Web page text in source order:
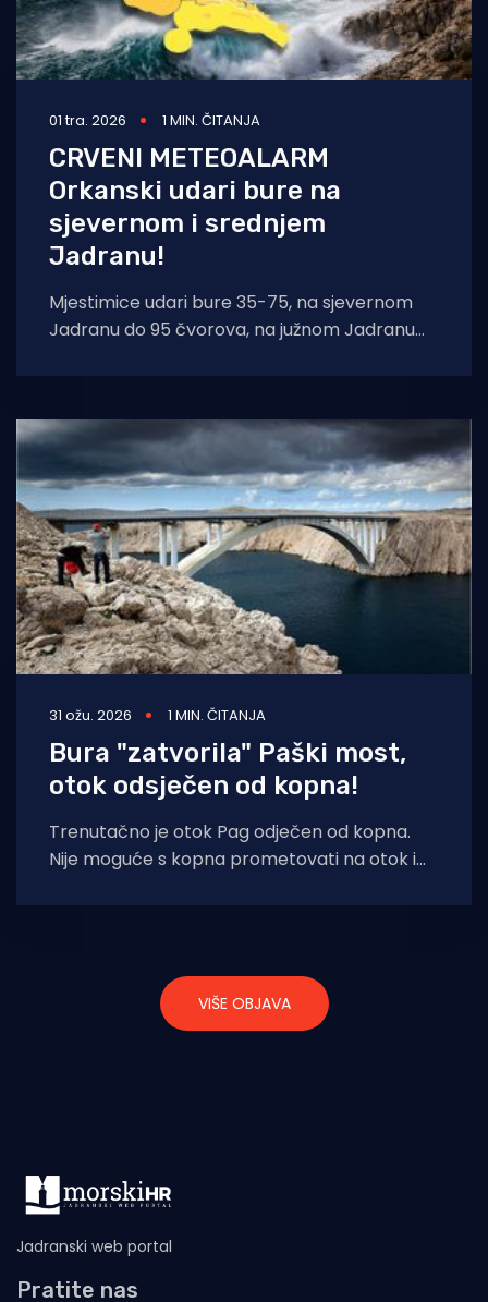
01 tra. 2026 1 MIN. ČITANJA
CRVENI METEOALARM
Orkanski udari bure na
sjevernom i srednjem
Jadranu!
Mjestimice udari bure 35-75, na sjevernom
Jadranu do 95 čvorova, na južnom Jadranu
31 ožu. 2026 1 MIN. ČITANJA
Bura "zatvorila" Paški most,
otok odsječen od kopna!
Trenutačno je otok Pag odječen od kopna.
Nije moguće s kopna prometovati na otok i
VIŠE OBJAVA
Jadranski web portal
Pratite nas